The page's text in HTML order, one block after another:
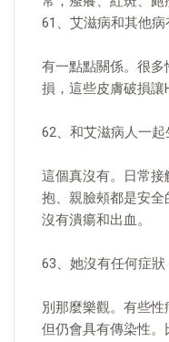
61、艾滋病和其他病
有一點點關係。很
損，這些皮膚破損讓
62、和艾滋病人一
這個真沒有。日常
抱、親臉頰都是安
沒有潰瘍和出血。
63、她沒有任何症
別那麼樂觀。有些性
但仍會具有傳染性。